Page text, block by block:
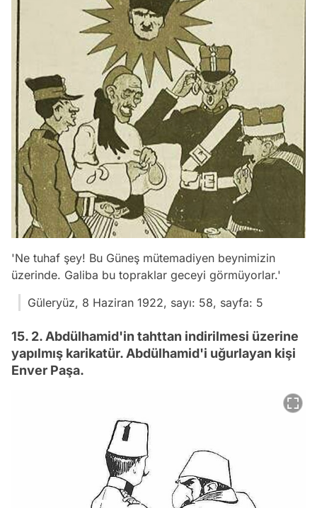
'Ne tuhaf şey! Bu Güneş mütemadiyen beynimizin
üzerinde. Galiba bu topraklar geceyi görmüyorlar.'
Güleryüz, 8 Haziran 1922, sayı: 58, sayfa: 5
15. 2. Abdülhamid'in tahttan indirilmesi üzerine
yapılmış karikatür. Abdülhamid'i uğurlayan kişi
Enver Paşa.